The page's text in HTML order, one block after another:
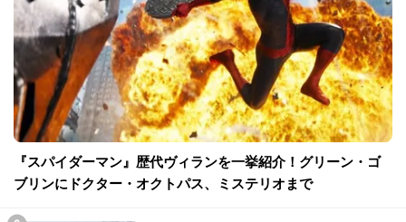
『スパイダーマン』歴代ヴィランを一挙紹介！グリーン・ゴ
ブリンにドクター・オクトパス、ミステリオまで